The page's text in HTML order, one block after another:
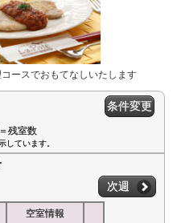
ースでおもてなしいたします
残室数
条件変更
しています。
次週
空室情報